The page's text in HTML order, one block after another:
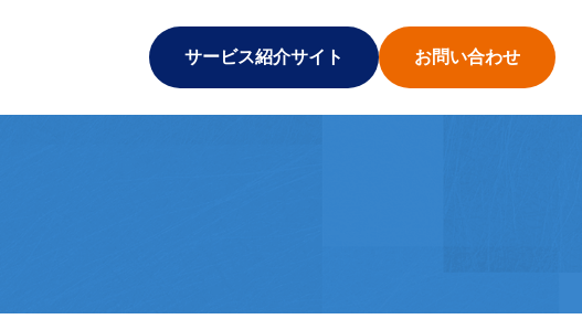
サービス紹介サイト お問い合わせ